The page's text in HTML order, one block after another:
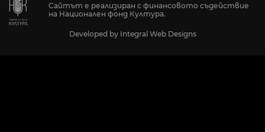
Сайтът е реализиран с финансовото съдействие
на Национален фонд Култура.
Developed by Integral Web Designs